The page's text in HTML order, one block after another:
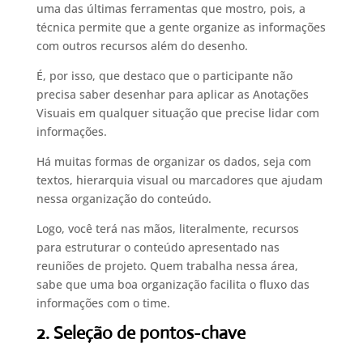
uma das últimas ferramentas que mostro, pois, a
técnica permite que a gente organize as informações
com outros recursos além do desenho.
É, por isso, que destaco que o participante não
precisa saber desenhar para aplicar as Anotações
Visuais em qualquer situação que precise lidar com
informações.
Há muitas formas de organizar os dados, seja com
textos, hierarquia visual ou marcadores que ajudam
nessa organização do conteúdo.
Logo, você terá nas mãos, literalmente, recursos
para estruturar o conteúdo apresentado nas
reuniões de projeto. Quem trabalha nessa área,
sabe que uma boa organização facilita o fluxo das
informações com o time.
2. Seleção de pontos-chave